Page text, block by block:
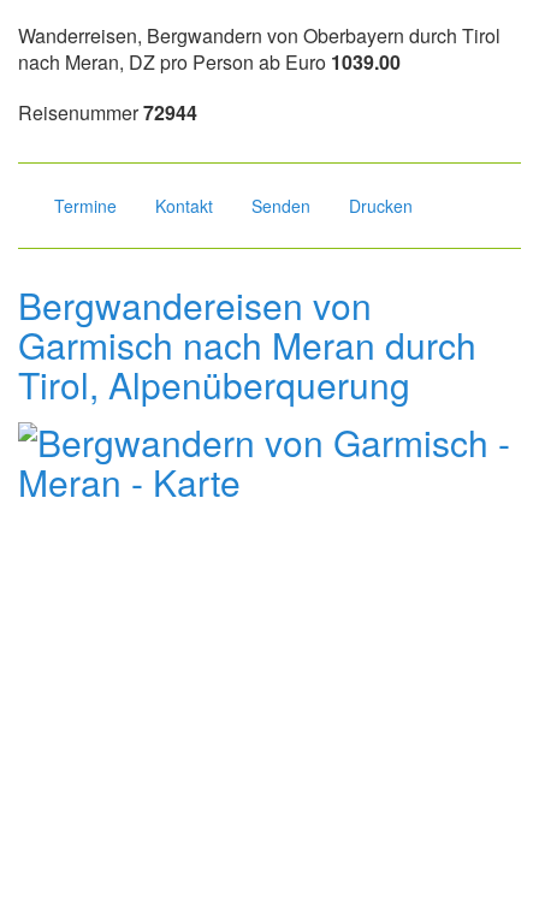
Wanderreisen, Bergwandern von Oberbayern durch Tirol
nach Meran, DZ pro Person ab Euro 1039.00
Reisenummer72944
Termine Kontakt Senden Drucken
Bergwandereisen von
Garmisch nach Meran durch
Tirol, Alpenüberquerung